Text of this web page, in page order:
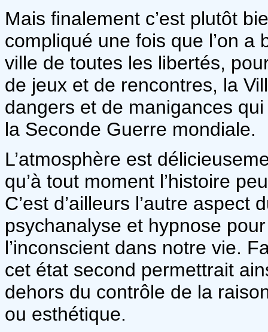
Mais finalement c’est plutôt
compliqué une fois que l’on a
ville de toutes les libertés,
de jeux et de rencontres, la
dangers et de manigances
la Seconde Guerre mondiale.
L’atmosphère est
qu’à tout moment l’histoire
C’est d’ailleurs l’autre
psychanalyse et hypnose
l’inconscient dans notre vie.
cet état second permettrait
dehors du contrôle de la
ou esthétique.